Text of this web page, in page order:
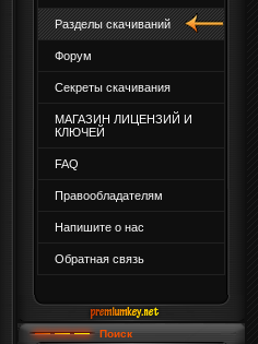
Разделы скачиваний
Форум
Секреты скачивания
МАГАЗИН ЛИЦЕНЗИЙ И
КЛЮЧЕЙ
FAQ
Правообладателям
Напишите о нас
Обратная связь
Поиск